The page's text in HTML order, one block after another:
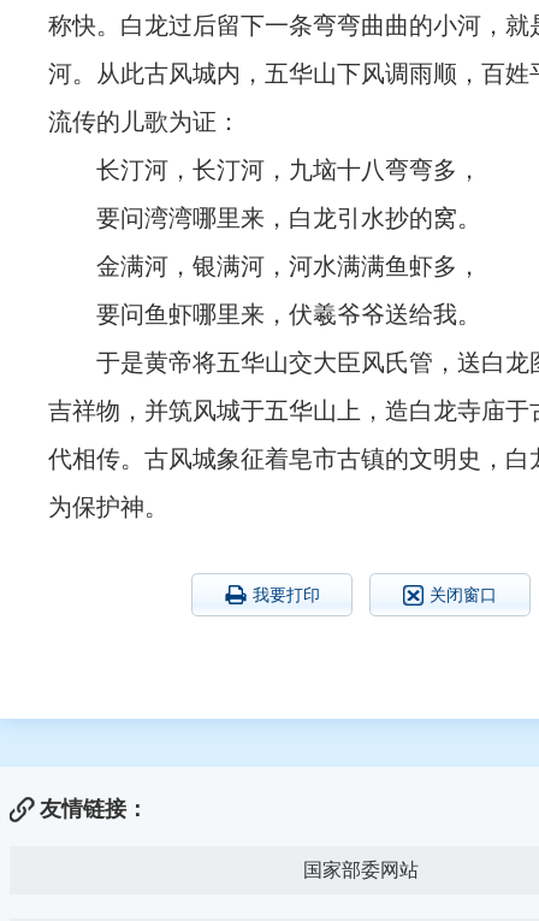
称快。白龙过后留下一条弯弯曲曲的小河，就
河。从此古风城内，五华山下风调雨顺，百姓
流传的儿歌为证：
长汀河，长汀河，九垴十八弯弯多，
要问湾湾哪里来，白龙引水抄的窝。
金满河，银满河，河水满满鱼虾多，
要问鱼虾哪里来，伏羲爷爷送给我。
于是黄帝将五华山交大臣风氏管，送白龙
吉祥物，并筑风城于五华山上，造白龙寺庙于
代相传。古风城象征着皂市古镇的文明史，白
为保护神。
我要打印 关闭窗口
友情链接：
国家部委网站